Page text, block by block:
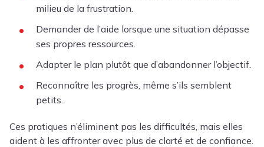
milieu de la frustration.
Demander de l’aide lorsque une situation dépasse
ses propres ressources.
Adapter le plan plutôt que d’abandonner l’objectif.
Reconnaître les progrès, même s’ils semblent
petits.
Ces pratiques n’éliminent pas les difficultés, mais elles
aident à les affronter avec plus de clarté et de confiance.